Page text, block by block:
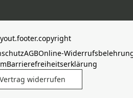
AGBOnline-
Barrierefreiheitserklärung
Vertrag widerrufen